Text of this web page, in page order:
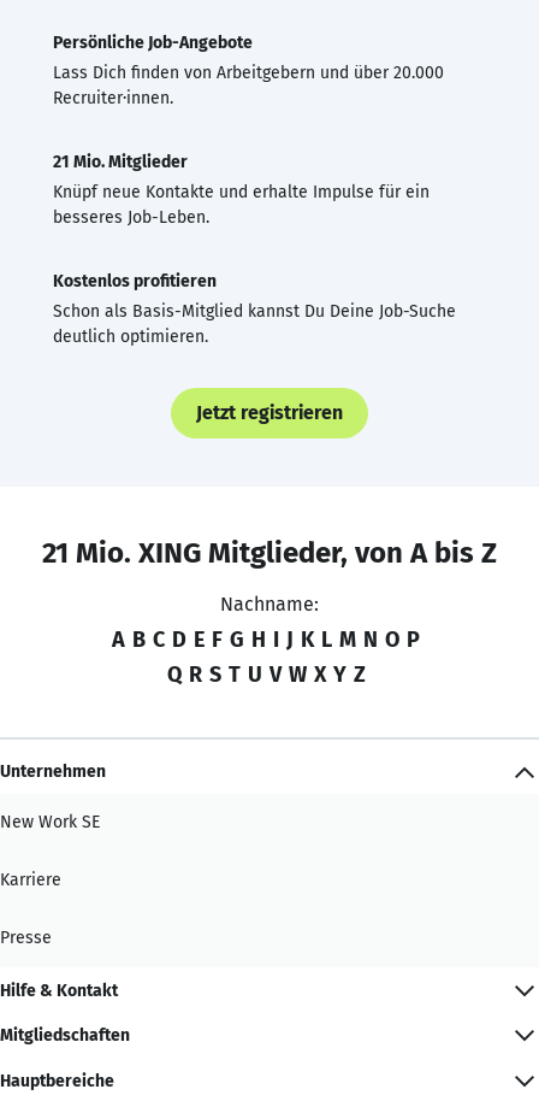
Persönliche Job-Angebote
Lass Dich finden von Arbeitgebern und über 20.000
Recruiter·innen.
21 Mio. Mitglieder
Knüpf neue Kontakte und erhalte Impulse für ein
besseres Job-Leben.
Kostenlos profitieren
Schon als Basis-Mitglied kannst Du Deine Job-Suche
deutlich optimieren.
Jetzt registrieren
21 Mio. XING Mitglieder, von A bis Z
Nachname:
A B C D E F G H I J K L M N O P
Q R S T U V W X Y Z
Unternehmen
New Work SE
Karriere
Presse
Hilfe & Kontakt
Mitgliedschaften
Hauptbereiche